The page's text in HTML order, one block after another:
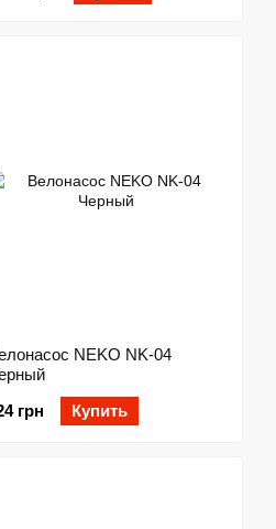
NEKO NK-04
грн
Купить